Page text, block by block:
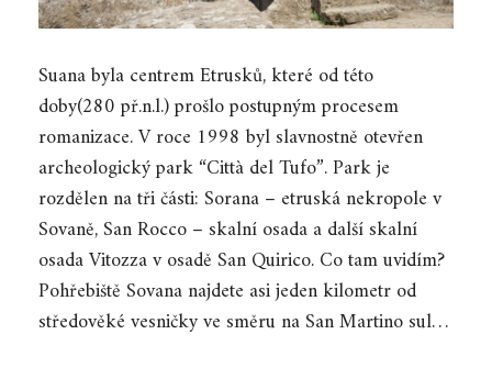
Suana byla centrem Etrusků, které od této
doby(280 př.n.l.) prošlo postupným procesem
romanizace. V roce 1998 byl slavnostně otevřen
archeologický park “Città del Tufo”. Park je
rozdělen na tři části: Sorana – etruská nekropole v
Sovaně, San Rocco – skalní osada a další skalní
osada Vitozza v osadě San Quirico. Co tam uvidím?
Pohřebiště Sovana najdete asi jeden kilometr od
středověké vesničky ve směru na San Martino sul…